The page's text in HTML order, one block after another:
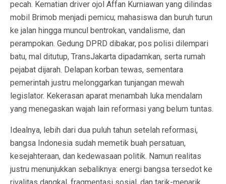
pecah. Kematian driver ojol Affan Kurniawan yang dilindas
mobil Brimob menjadi pemicu; mahasiswa dan buruh turun
ke jalan hingga muncul bentrokan, vandalisme, dan
perampokan. Gedung DPRD dibakar, pos polisi dilempari
batu, mal ditutup, TransJakarta dipadamkan, serta rumah
pejabat dijarah. Delapan korban tewas, sementara
pemerintah justru melonggarkan tunjangan mewah
legislator. Kekerasan aparat menambah luka mendalam
yang menegaskan wajah lain reformasi yang belum tuntas.
Idealnya, lebih dari dua puluh tahun setelah reformasi,
bangsa Indonesia sudah memetik buah persatuan,
kesejahteraan, dan kedewasaan politik. Namun realitas
justru menunjukkan sebaliknya: energi bangsa tersedot ke